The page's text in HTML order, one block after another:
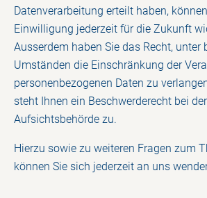
Datenverarbeitung erteilt haben,
Einwilligung jederzeit für die Zukunft
Ausserdem haben Sie das Recht, unter
Umständen die Einschränkung der
personenbezogenen Daten zu
steht Ihnen ein Beschwerderecht bei
Aufsichtsbehörde zu.
Hierzu sowie zu weiteren Fragen zum
können Sie sich jederzeit an uns